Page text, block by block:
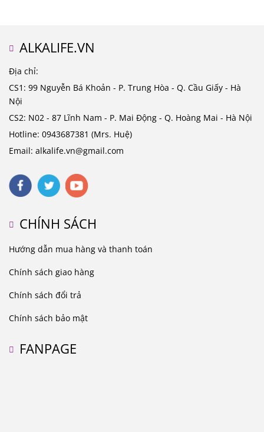
ALKALIFE.VN
Địa chỉ:
CS1: 99 Nguyễn Bá Khoản - P. Trung Hòa - Q. Cầu Giấy - Hà
Nội
CS2: N02 - 87 Lĩnh Nam - P. Mai Động - Q. Hoàng Mai - Hà Nội
Hotline: 0943687381 (Mrs. Huệ)
Email: alkalife.vn@gmail.com
CHÍNH SÁCH
Hướng dẫn mua hàng và thanh toán
Chính sách giao hàng
Chính sách đổi trả
Chính sách bảo mật
FANPAGE